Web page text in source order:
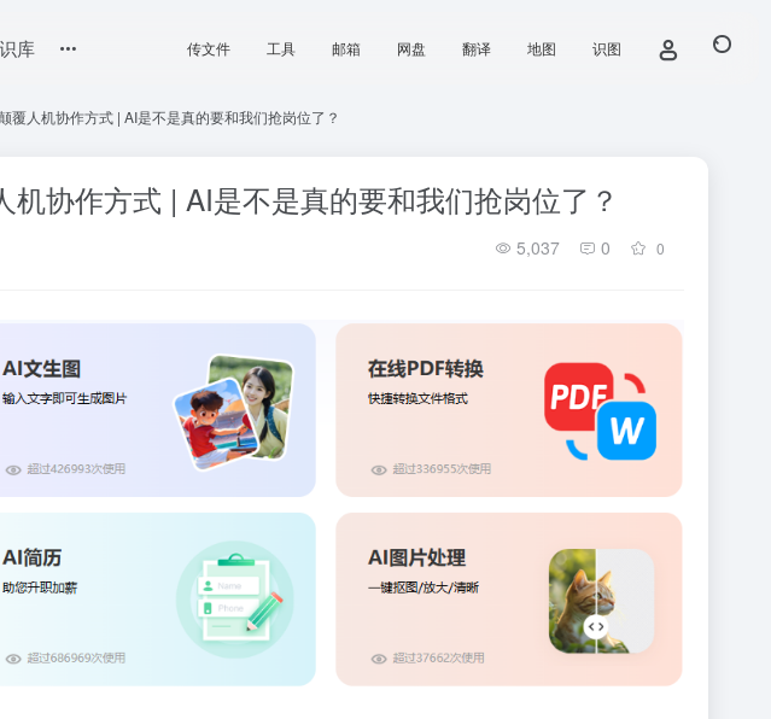
库 传文件 工具 邮箱 网盘 翻译 地图 识图
人机协作方式 | AI是不是真的要和我们抢岗位了？
协作方式 | AI是不是真的要和我们抢岗位了？
5,037 0 0